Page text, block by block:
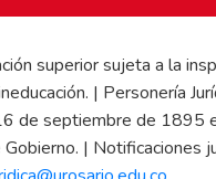
superior sujeta a la
| Personería
de septiembre de 1895
| Notificaciones